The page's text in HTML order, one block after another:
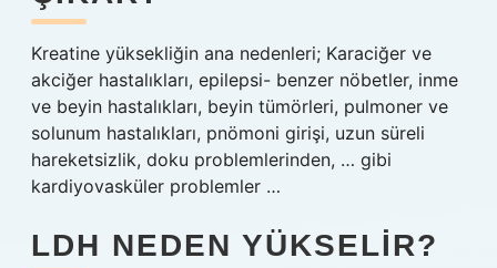
Kreatine yüksekliğin ana nedenleri; Karaciğer ve
akciğer hastalıkları, epilepsi- benzer nöbetler, inme
ve beyin hastalıkları, beyin tümörleri, pulmoner ve
solunum hastalıkları, pnömoni girişi, uzun süreli
hareketsizlik, doku problemlerinden, … gibi
kardiyovasküler problemler …
LDH NEDEN YÜKSELIR?